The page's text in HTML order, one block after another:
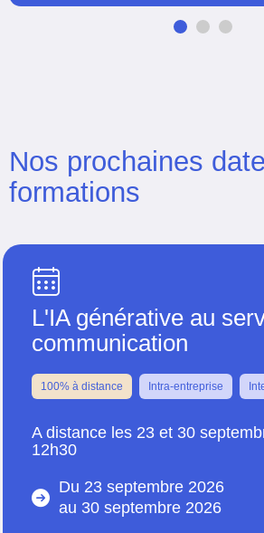
Nos prochaines
formations
L'IA générative au
communication
100% à distance Intra-entreprise
A distance les 23 et 30
12h30
Du 23 septembre 2026
au 30 septembre 2026